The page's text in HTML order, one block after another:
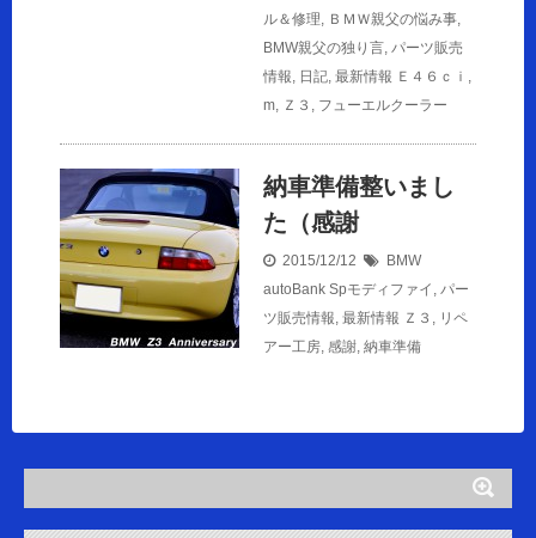
ル＆修理, ＢＭＷ親父の悩み事,
BMW親父の独り言, パーツ販売
情報, 日記, 最新情報 Ｅ４６ｃｉ ,
m, Ｚ３ , フューエルクーラー
納車準備整いまし
た（感謝
2015/12/12
BMW
autoBank Spモディファイ , パー
ツ販売情報, 最新情報 Ｚ３ , リペ
アー工房, 感謝, 納車準備